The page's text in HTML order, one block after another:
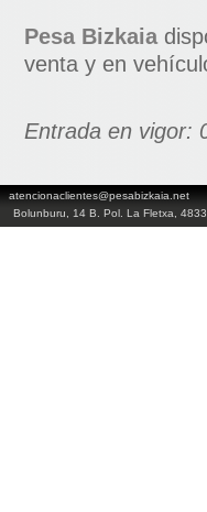
Pesa Bizkaia
venta y en
Entrada en vigor:
atencionaclientes@pesabizkaia.net
Bolunburu, 14 B. Pol. La Fletxa,